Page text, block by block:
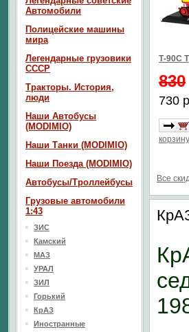
Т-90С
830
730
корзину
Все
Автомобили
Полицейские машины
мира
Легендарные грузовики
СССР
Тракторы. История,
люди
Наши Автобусы
(MODIMIO)
Наши Танки (MODIMIO)
Наши Поезда (MODIMIO)
Автобусы/Троллейбусы
Грузовые автомобили
1:43
ЗИС
Камский
МАЗ
УРАЛ
ЗИЛ
Горький
КрАЗ
Иностранные